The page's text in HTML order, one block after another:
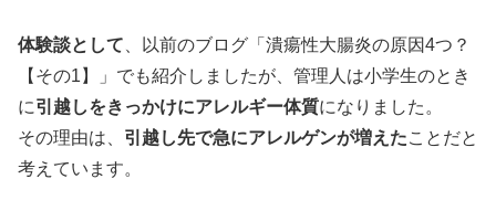
体験談として、以前のブログ「潰瘍性大腸炎の原因4つ？
【その1】」でも紹介しましたが、管理人は小学生のとき
に引越しをきっかけにアレルギー体質になりました。
その理由は、 引越し先で急にアレルゲンが増えたことだと
考えています。